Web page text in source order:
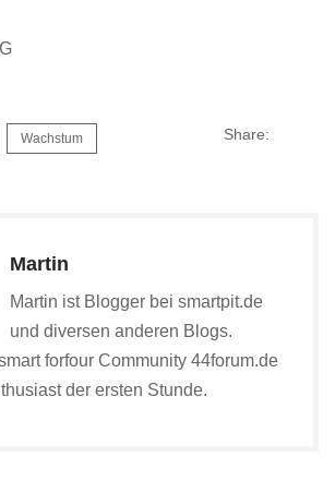
Wachstum Share:
Martin
Martin ist Blogger bei smartpit.de
und diversen anderen Blogs.
forfour Community 44forum.de
der ersten Stunde.